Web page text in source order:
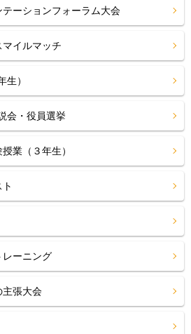
ーションフォーラム大会
イルマッチ
）
会・役員選挙
業（３年生）
ーニング
張大会